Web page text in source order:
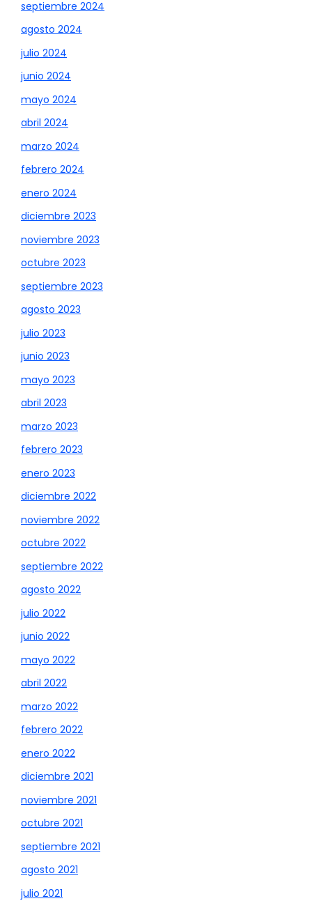
septiembre 2024
agosto 2024
julio 2024
junio 2024
mayo 2024
abril 2024
marzo 2024
febrero 2024
enero 2024
diciembre 2023
noviembre 2023
octubre 2023
septiembre 2023
agosto 2023
julio 2023
junio 2023
mayo 2023
abril 2023
marzo 2023
febrero 2023
enero 2023
diciembre 2022
noviembre 2022
octubre 2022
septiembre 2022
agosto 2022
julio 2022
junio 2022
mayo 2022
abril 2022
marzo 2022
febrero 2022
enero 2022
diciembre 2021
noviembre 2021
octubre 2021
septiembre 2021
agosto 2021
julio 2021